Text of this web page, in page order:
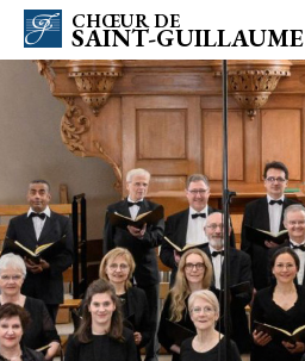
CHŒUR DE
SAINT-GUILLAUME